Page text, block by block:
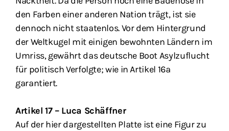
den Farben einer anderen Nation trägt, ist sie
dennoch nicht staatenlos. Vor dem Hintergrund
der Weltkugel mit einigen bewohnten Ländern im
Umriss, gewährt das deutsche Boot Asylzuflucht
für politisch Verfolgte; wie in Artikel 16a
garantiert.
Artikel 17 – Luca Schäffner
Auf der hier dargestellten Platte ist eine Figur zu